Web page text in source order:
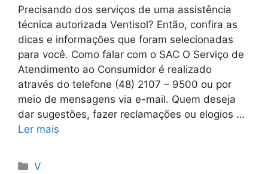
Precisando dos serviços de uma assistência
técnica autorizada Ventisol? Então, confira as
dicas e informações que foram selecionadas
para você. Como falar com o SAC O Serviço de
Atendimento ao Consumidor é realizado
através do telefone (48) 2107 – 9500 ou por
meio de mensagens via e-mail. Quem deseja
dar sugestões, fazer reclamações ou elogios …
Ler mais
Categorias
V